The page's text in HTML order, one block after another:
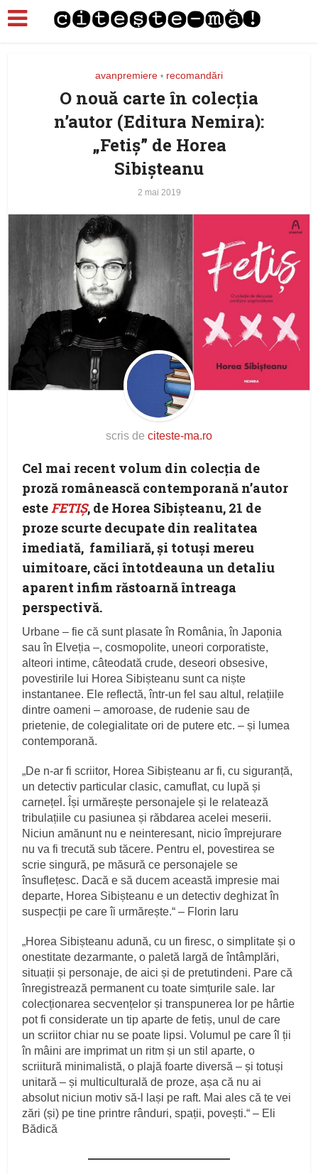
avanpremiere • recomandări
O nouă carte în colecția
n’autor (Editura Nemira):
„Fetiş” de Horea
Sibișteanu
2 mai 2019
scris de citeste-ma.ro
Cel mai recent volum din colecția de
proză românească contemporană n’autor
esteFETIȘ, de Horea Sibișteanu, 21 de
proze scurte decupate din realitatea
imediată, familiară, și totuși mereu
uimitoare, căci întotdeauna un detaliu
aparent infim răstoarnă întreaga
perspectivă.
Urbane – fie că sunt plasate în România, în Japonia
sau în Elveția –, cosmopolite, uneori corporatiste,
alteori intime, câteodată crude, deseori obsesive,
povestirile lui Horea Sibișteanu sunt ca niște
instantanee. Ele reflectă, într-un fel sau altul, relațiile
dintre oameni – amoroase, de rudenie sau de
prietenie, de colegialitate ori de putere etc. – și lumea
contemporană.
„De n-ar fi scriitor, Horea Sibișteanu ar fi, cu siguranță,
un detectiv particular clasic, camuflat, cu lupă și
carnețel. Își urmărește personajele și le relatează
tribulațiile cu pasiunea și răbdarea acelei meserii.
Niciun amănunt nu e neinteresant, nicio împrejurare
nu va fi trecută sub tăcere. Pentru el, povestirea se
scrie singură, pe măsură ce personajele se
însuflețesc. Dacă e să ducem această impresie mai
departe, Horea Sibișteanu e un detectiv deghizat în
suspecții pe care îi urmărește.“ – Florin Iaru
„Horea Sibișteanu adună, cu un firesc, o simplitate și o
onestitate dezarmante, o paletă largă de întâmplări,
situații și personaje, de aici și de pretutindeni. Pare că
înregistrează permanent cu toate simțurile sale. Iar
colecționarea secvențelor și transpunerea lor pe hârtie
pot fi considerate un tip aparte de fetiș, unul de care
un scriitor chiar nu se poate lipsi. Volumul pe care îl ții
în mâini are imprimat un ritm și un stil aparte, o
scriitură minimalistă, o plajă foarte diversă – și totuși
unitară – și multiculturală de proze, așa că nu ai
absolut niciun motiv să-l lași pe raft. Mai ales că te vei
zări (și) pe tine printre rânduri, spații, povești.“ – Eli
Bădică